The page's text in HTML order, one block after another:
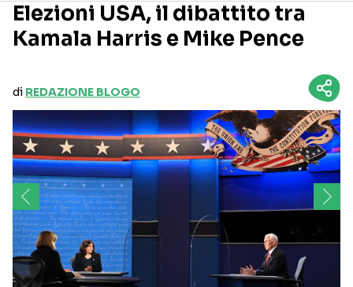
Seguici sui social
Elezioni USA, il dibattito tra
Kamala Harris e Mike Pence
di REDAZIONE BLOGO